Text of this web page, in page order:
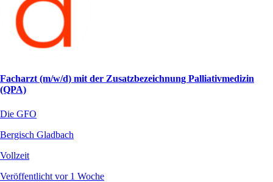
Facharzt (m/w/d) mit der Zusatzbezeichnung Palliativmedizin
(QPA)
Die GFO
Bergisch Gladbach
Vollzeit
Veröffentlicht vor 1 Woche